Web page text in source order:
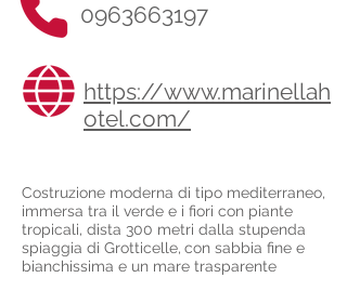
0963663197
https://www.marinellah
otel.com/
Costruzione moderna di tipo mediterraneo,
immersa tra il verde e i fiori con piante
tropicali, dista 300 metri dalla stupenda
spiaggia di Grotticelle, con sabbia fine e
bianchissima e un mare trasparente